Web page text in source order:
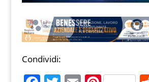
Condividi: